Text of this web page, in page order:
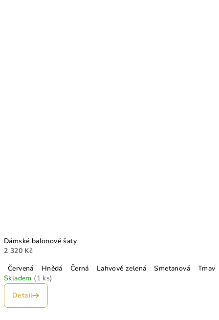
Dámské balonové šaty
2 320 Kč
Červená
Hnědá Černá Lahvově zelená Smetanová
Skladem (1 ks)
Detail